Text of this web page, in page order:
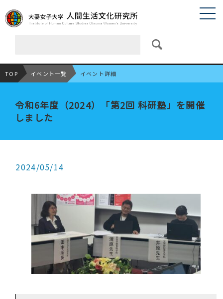
TOP イベント一覧 イベント詳細
令和6年度（2024）「第2回 科研塾」を開催
しました
2024/05/14